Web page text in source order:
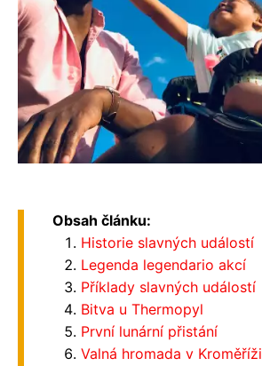
Obsah článku:
Historie slavných událostí
Legenda legendario akcí
Příklady slavných událostí
Bitva u Thermopyl
První lunární přistání
Valná hromada v Kroměříži